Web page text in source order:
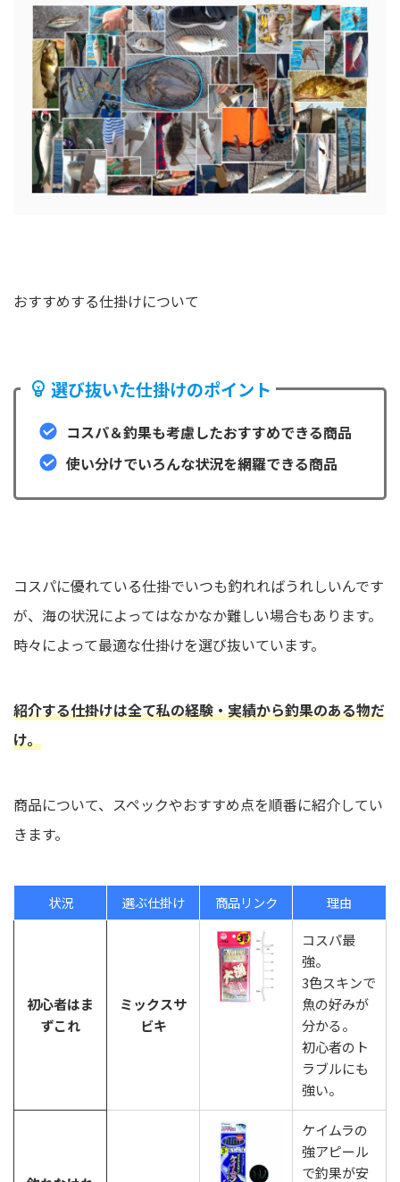
おすすめする仕掛けについて
選び抜いた仕掛けのポイント
コスパ＆釣果も考慮したおすすめできる商品
使い分けでいろんな状況を網羅できる商品
コスパに優れている仕掛でいつも釣れればうれしいんです
が、海の状況によってはなかなか難しい場合もあります。
時々によって最適な仕掛けを選び抜いています。
紹介する仕掛けは全て私の経験・実績から釣果のある物だ
け。
商品について、スペックやおすすめ点を順番に紹介してい
きます。
状況 選ぶ仕掛け 商品リンク 理由
初心者はま
ずこれ
ミックスサ
ビキ
コスパ最
強。
3色スキンで
魚の好みが
分かる。
初心者のト
ラブルにも
強い。
ケイムラの
強アピール
で釣果が安